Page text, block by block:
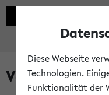
Verlauf
Diese Webseite
Technologien.
Funktionalität der